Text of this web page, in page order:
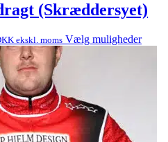
(Skræddersyet)
ekskl. moms Vælg muligheder